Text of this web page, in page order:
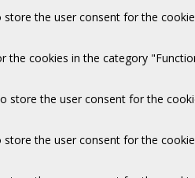
the user consent for the
the cookies in the category
store the user consent for the
the user consent for the